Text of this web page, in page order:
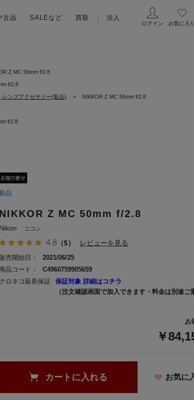
古品 SALEなど 買取 法人
ログイン お気に入り
Z MC 50mm f/2.8
f/2.8
レンズアクセサリー(新品) > NIKKOR Z MC 50mm f/2.8
f/2.8
新品
NIKKOR Z MC 50mm f/2.8
Nikon ニコン
4.8 （5） レビューを見る
お
￥
品コード： C4960759905659
売開始日： 2021/06/25
カートに入れる お気に
クロネコ延長保証
保証対象 詳細はコチラ
（注文確認画面で加入できます・料金は別途ご